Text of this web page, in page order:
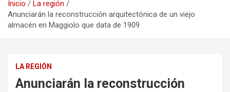
Inicio
La región
Anunciarán la reconstrucción arquitectónica de un viejo
almacén en Maggiolo que data de 1909
LA REGIÓN
Anunciarán la reconstrucción